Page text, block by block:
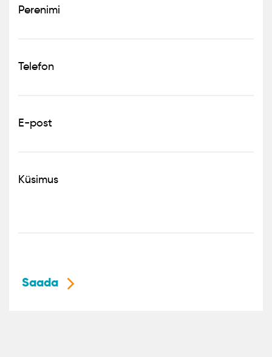
Perenimi
Telefon
E-post
Küsimus
Saada